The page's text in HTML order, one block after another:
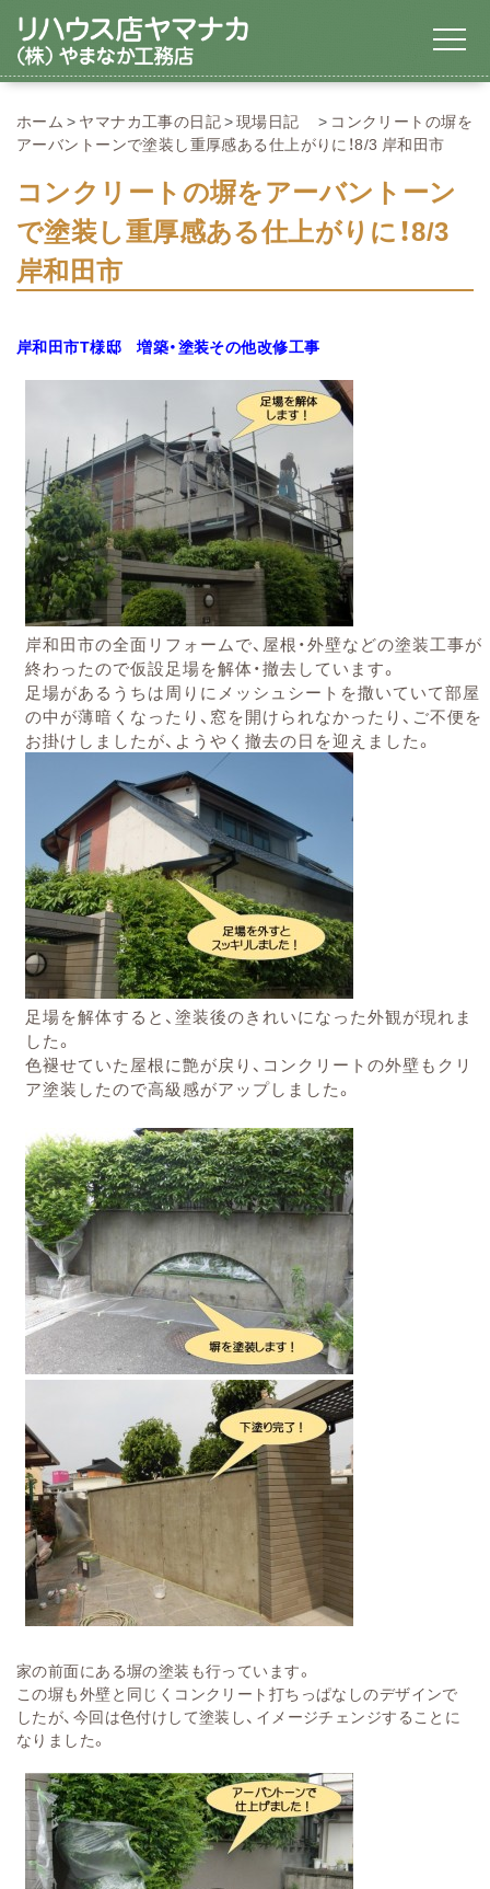
ホーム ヤマナカ工事の日記 現場日記
コンクリートの塀を
アーバントーンで塗装し重厚感ある仕上がりに！8/3 岸和田市
コンクリートの塀をアーバントーン
で塗装し重厚感ある仕上がりに！8/3
岸和田市
岸和田市T様邸 増築・塗装その他改修工事
岸和田市の全面リフォームで、屋根・外壁などの塗装工事が
終わったので仮設足場を解体・撤去しています。
足場があるうちは周りにメッシュシートを撒いていて部屋
の中が薄暗くなったり、窓を開けられなかったり、ご不便を
お掛けしましたが、ようやく撤去の日を迎えました。
足場を解体すると、塗装後のきれいになった外観が現れま
した。
色褪せていた屋根に艶が戻り、コンクリートの外壁もクリ
ア塗装したので高級感がアップしました。
家の前面にある塀の塗装も行っています。
この塀も外壁と同じくコンクリート打ちっぱなしのデザインで
したが、今回は色付けして塗装し、イメージチェンジすることに
なりました。